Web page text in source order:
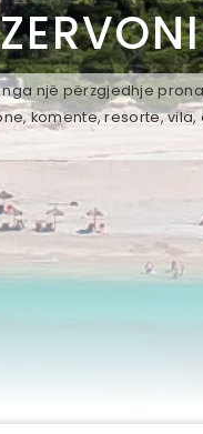
nga një përzgjedhje
komente, resorte,